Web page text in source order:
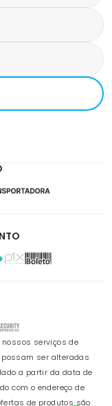
serviços de
possam ser alteradas
a partir da data de
com o endereço de
de produtos são